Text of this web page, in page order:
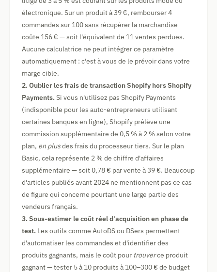
électronique. Sur un produit à 39 €, rembourser 4
commandes sur 100 sans récupérer la marchandise
coûte 156 € — soit l'équivalent de 11 ventes perdues.
Aucune calculatrice ne peut intégrer ce paramètre
automatiquement : c'est à vous de le prévoir dans votre
marge cible.
2. Oublier les frais de transaction Shopify hors Shopify
Payments.Si vous n'utilisez pas Shopify Payments
(indisponible pour les auto-entrepreneurs utilisant
certaines banques en ligne), Shopify prélève une
commission supplémentaire de 0,5 % à 2 % selon votre
plan, en plusdes frais du processeur tiers. Sur le plan
Basic, cela représente 2 % de chiffre d'affaires
supplémentaire — soit 0,78 € par vente à 39 €. Beaucoup
d'articles publiés avant 2024 ne mentionnent pas ce cas
de figure qui concerne pourtant une large partie des
vendeurs français.
3. Sous-estimer le coût réel d'acquisition en phase de
test. Les outils comme AutoDS ou DSers permettent
d'automatiser les commandes et d'identifier des
produits gagnants, mais le coût pour trouverce produit
gagnant — tester 5 à 10 produits à 100–300 € de budget